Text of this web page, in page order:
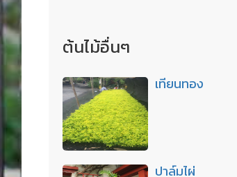
ต้นไม้อื่นๆ
เทียนทอง
ปาล์มไผ่